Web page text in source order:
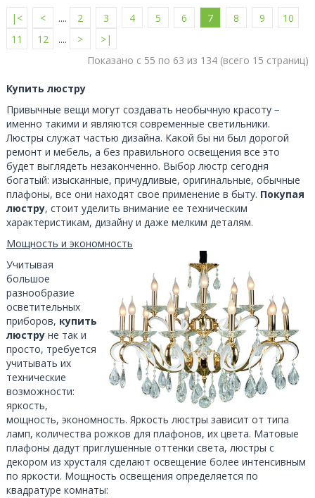
|< < .... 2 3 4 5 6 7 8 9
10
11
12 .... >
>|
Показано с 55 по 63 из 134 (всего 15 страниц)
Купить люстру
Привычные вещи могут создавать необычную красоту −
именно такими и являются современные светильники.
Люстры служат частью дизайна. Какой бы ни был дорогой
ремонт и мебель, а без правильного освещения все это
будет выглядеть незаконченно. Выбор люстр сегодня
богатый: изысканные, причудливые, оригинальные, обычные
плафоны, все они находят свое применение в быту. Покупая
люстру, стоит уделить внимание ее техническим
характеристикам, дизайну и даже мелким деталям.
Мощность и экономность
Учитывая
большое
разнообразие
осветительных
приборов, купить
люстру не так и
просто, требуется
учитывать их
технические
возможности:
яркость,
мощность, экономность. Яркость люстры зависит от типа
ламп, количества рожков для плафонов, их цвета. Матовые
плафоны дадут приглушенные оттенки света, люстры с
декором из хрусталя сделают освещение более интенсивным
по яркости. Мощность освещения определяется по
квадратуре комнаты: